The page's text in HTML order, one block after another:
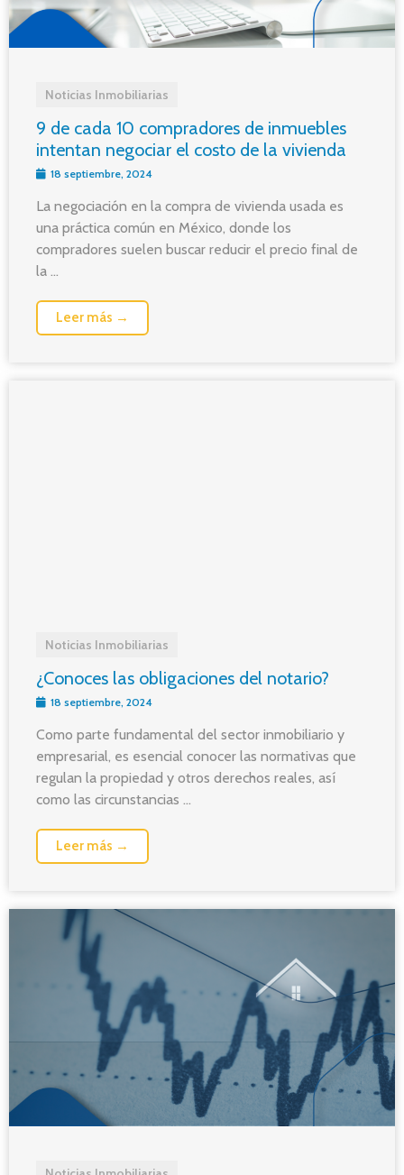
Noticias Inmobiliarias
9 de cada 10 compradores de inmuebles
intentan negociar el costo de la vivienda
18 septiembre, 2024
La negociación en la compra de vivienda usada es
una práctica común en México, donde los
compradores suelen buscar reducir el precio final de
la ...
Leer más →
Noticias Inmobiliarias
¿Conoces las obligaciones del notario?
18 septiembre, 2024
Como parte fundamental del sector inmobiliario y
empresarial, es esencial conocer las normativas que
regulan la propiedad y otros derechos reales, así
como las circunstancias ...
Leer más →